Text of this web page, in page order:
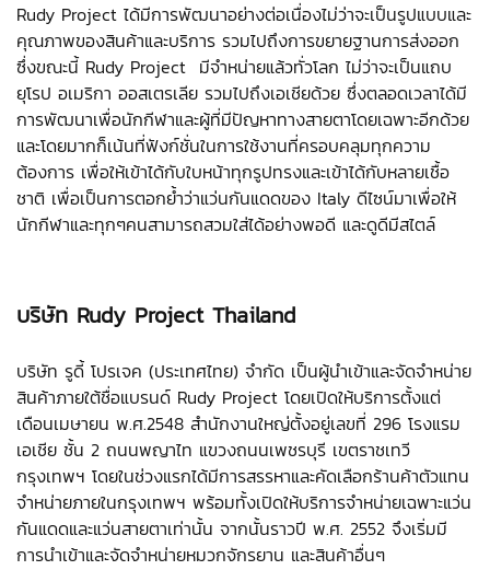
Rudy Project ได้มีการพัฒนาอย่างต่อเนื่องไม่ว่าจะเป็นรูปแบบและ
คุณภาพของสินค้าและบริการ รวมไปถึงการขยายฐานการส่งออก
ซึ่งขณะนี้ Rudy Project มีจำหน่ายแล้วทั่วโลก ไม่ว่าจะเป็นแถบ
ยุโรป อเมริกา ออสเตรเลีย รวมไปถึงเอเชียด้วย ซึ่งตลอดเวลาได้มี
การพัฒนาเพื่อนักกีฬาและผู้ที่มีปัญหาทางสายตาโดยเฉพาะอีกด้วย
และโดยมากก็เน้นที่ฟังก์ชั่นในการใช้งานที่ครอบคลุมทุกความ
ต้องการ เพื่อให้เข้าได้กับใบหน้าทุกรูปทรงและเข้าได้กับหลายเชื้อ
ชาติ เพื่อเป็นการตอกย้ำว่าแว่นกันแดดของ Italy ดีไซน์มาเพื่อให้
นักกีฬาและทุกๆคนสามารถสวมใส่ได้อย่างพอดี และดูดีมีสไตล์
บริษัท Rudy Project Thailand
บริษัท รูดี้ โปรเจค (ประเทศไทย) จำกัด เป็นผู้นำเข้าและจัดจำหน่าย
สินค้าภายใต้ชื่อแบรนด์ Rudy Project โดยเปิดให้บริการตั้งแต่
เดือนเมษายน พ.ศ.2548 สำนักงานใหญ่ตั้งอยู่เลขที่ 296 โรงแรม
เอเชีย ชั้น 2 ถนนพญาไท แขวงถนนเพชรบุรี เขตราชเทวี
กรุงเทพฯ โดยในช่วงแรกได้มีการสรรหาและคัดเลือกร้านค้าตัวแทน
จำหน่ายภายในกรุงเทพฯ พร้อมทั้งเปิดให้บริการจำหน่ายเฉพาะแว่น
กันแดดและแว่นสายตาเท่านั้น จากนั้นราวปี พ.ศ. 2552 จึงเริ่มมี
การนำเข้าและจัดจำหน่ายหมวกจักรยาน และสินค้าอื่นๆ